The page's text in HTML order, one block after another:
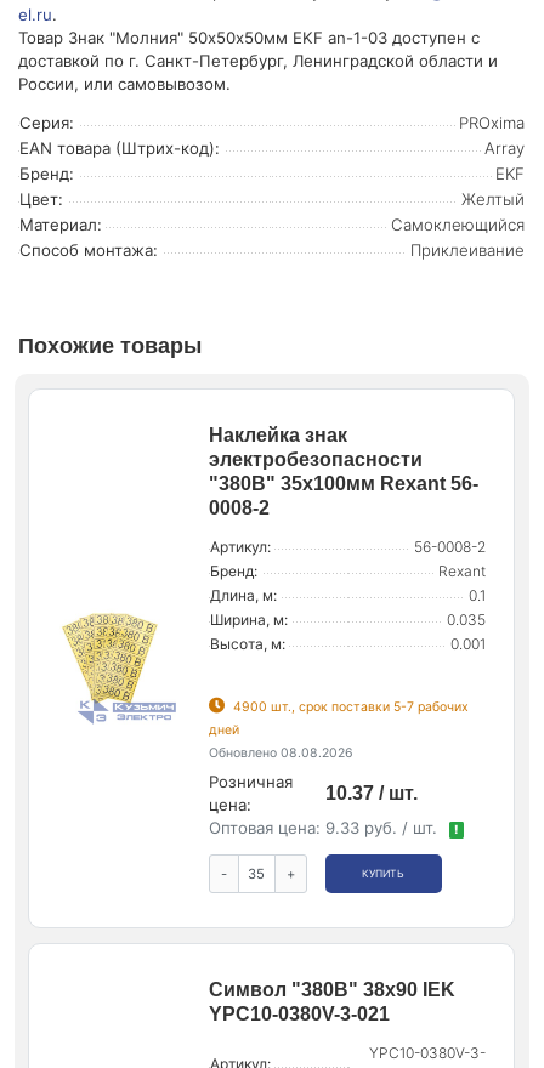
el.ru.
Товар Знак "Молния" 50х50х50мм EKF an-1-03 доступен с
доставкой по г. Санкт-Петербург, Ленинградской области и
России, или самовывозом.
Серия:
PROxima
EAN товара (Штрих-код):
Array
Бренд:
EKF
Цвет:
Желтый
Материал:
Самоклеющийся
Способ монтажа:
Приклеивание
Похожие товары
Наклейка знак
электробезопасности
"380В" 35х100мм Rexant 56-
0008-2
Артикул:
56-0008-2
Бренд:
Rexant
Длина, м:
0.1
Ширина, м:
0.035
Высота, м:
0.001
4900 шт., срок поставки 5-7 рабочих
дней
Обновлено 08.08.2026
Розничная
цена:
10.37 / шт.
Оптовая цена: 9.33 руб. / шт. !
- + КУПИТЬ
Символ "380В" 38х90 IEK
YPC10-0380V-3-021
Артикул:
YPC10-0380V-3-